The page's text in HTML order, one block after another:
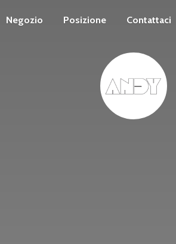
Negozio Posizione Contattaci